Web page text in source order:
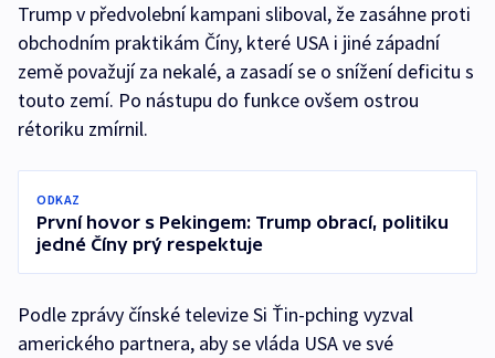
Trump v předvolební kampani sliboval, že zasáhne proti
obchodním praktikám Číny, které USA i jiné západní
země považují za nekalé, a zasadí se o snížení deficitu s
touto zemí. Po nástupu do funkce ovšem ostrou
rétoriku zmírnil.
ODKAZ
První hovor s Pekingem: Trump obrací, politiku
jedné Číny prý respektuje
Podle zprávy čínské televize Si Ťin-pching vyzval
amerického partnera, aby se vláda USA ve své